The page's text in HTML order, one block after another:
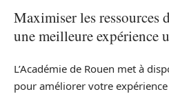
Maximiser les ressources
une meilleure expérience
L’Académie de Rouen met à
pour améliorer votre